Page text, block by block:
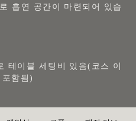
흡연 공간이 마련되어 있습
테이블 세팅비 있음(코스 이
함됨)